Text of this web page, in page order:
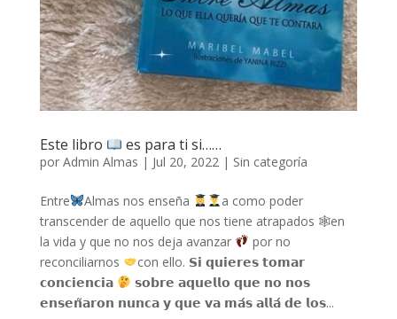
Este libro es para ti si……
por Admin Almas | Jul 20, 2022| Sin categoría
Entre Almas nos enseña
a como poder
transcender de aquello que nos tiene atrapados 🕸en
la vida y que no nos deja avanzar
por no
reconciliarnos
con ello. 𝗦𝗶 𝗾𝘂𝗶𝗲𝗿𝗲𝘀 𝘁𝗼𝗺𝗮𝗿
𝗰𝗼𝗻𝗰𝗶𝗲𝗻𝗰𝗶𝗮
𝘀𝗼𝗯𝗿𝗲 𝗮𝗾𝘂𝗲𝗹𝗹𝗼 𝗾𝘂𝗲 𝗻𝗼 𝗻𝗼𝘀
𝗲𝗻𝘀𝗲𝗻̃𝗮𝗿𝗼𝗻 𝗻𝘂𝗻𝗰𝗮 𝘆 𝗾𝘂𝗲 𝘃𝗮 𝗺𝗮́𝘀 𝗮𝗹𝗹𝗮́ 𝗱𝗲 𝗹𝗼𝘀...